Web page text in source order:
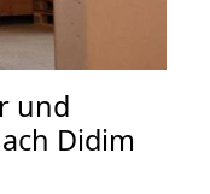
und
Didim